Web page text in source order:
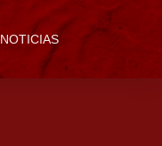
NOTICIAS